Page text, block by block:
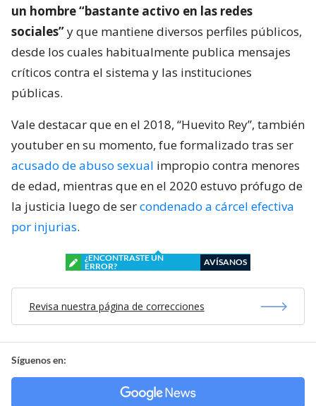
un hombre “bastante activo en las redes
sociales”y que mantiene diversos perfiles públicos,
desde los cuales habitualmente publica mensajes
críticos contra el sistema y las instituciones
públicas.
Vale destacar que en el 2018, “Huevito Rey”, también
youtuber en su momento, fue formalizado tras ser
acusado de abuso sexual impropio contra menores
de edad, mientras que en el 2020 estuvo prófugo de
la justicia luego de sercondenado a cárcel efectiva
por injurias.
¿ENCONTRASTE UN
ERROR?
AVÍSANOS
Revisa nuestra página de correcciones
Síguenos en: